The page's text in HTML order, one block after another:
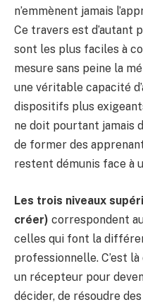
n’emmènent jamais
Ce travers est d’autant
sont les plus faciles à
mesure sans peine la
une véritable capacité
dispositifs plus
ne doit pourtant jamais
de former des
restent démunis face à
Les trois niveaux
créer) correspondent
celles qui font la
professionnelle. C’est là
un récepteur pour
décider, de résoudre